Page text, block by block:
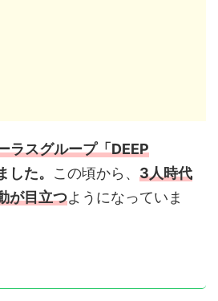
ラスグループ「DEEP
した。 この頃から、 3人時代
が目立つようになっていま